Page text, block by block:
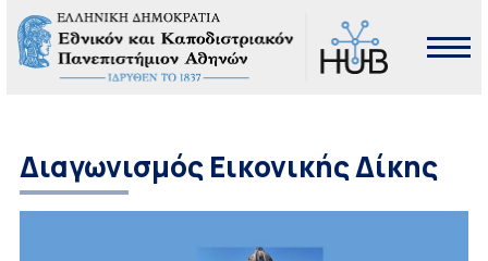
Διαγωνισμός Εικονικής Δίκης